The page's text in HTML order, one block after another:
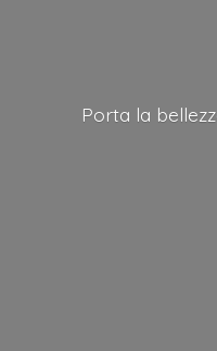
Porta la